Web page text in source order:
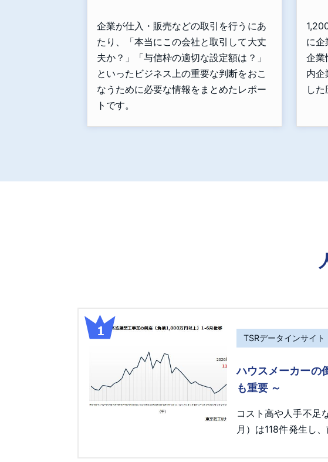
企業が仕入・販売などの取引を行うにあ
たり、「本当にこの会社と取引して大丈
夫か？」「与信枠の適切な設定額は？」
といったビジネス上の重要な判断をおこ
なうために必要な情報をまとめたレポー
トです。
に企
企業
内企
し
TSRデータインサイト
ハウスメーカー
も重要 ～
コスト高や人手不足
月）は118件発生し